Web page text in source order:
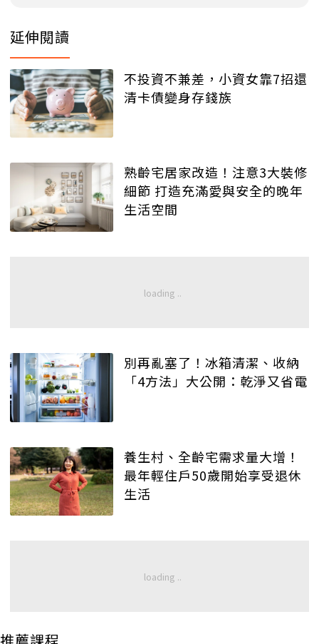
延伸閱讀
不投資不兼差，小資女靠7招還
清卡債變身存錢族
熟齡宅居家改造！注意3大裝修
細節 打造充滿愛與安全的晚年
生活空間
別再亂塞了！冰箱清潔、收納
「4方法」大公開：乾淨又省電
養生村、全齡宅需求量大增！
最年輕住戶50歲開始享受退休
生活